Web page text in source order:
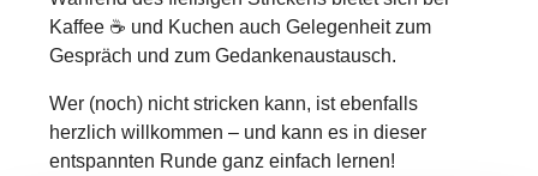
Kaffee ☕️ und Kuchen auch Gelegenheit zum
Gespräch und zum Gedankenaustausch.
Wer (noch) nicht stricken kann, ist ebenfalls
herzlich willkommen – und kann es in dieser
entspannten Runde ganz einfach lernen!